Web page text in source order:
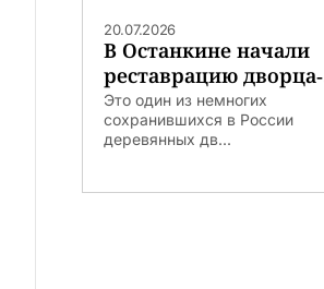
20.07.2026
В Останкине начали
реставрацию дворца-
театра
Это один из немногих
сохранившихся в России
деревянных дв...